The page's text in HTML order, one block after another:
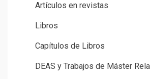
Artículos en revistas
Libros
Capítulos de Libros
DEAS y Trabajos de Máster